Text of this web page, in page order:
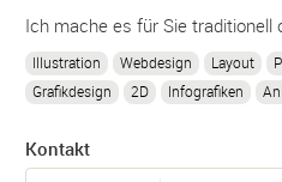
Ich mache es für Sie traditionell
Illustration Webdesign Layout
Grafikdesign
2D Infografiken
Kontakt